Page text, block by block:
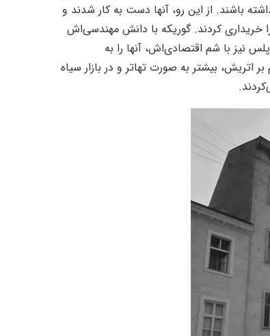
باشند. از این رو، آنها دست به کار شدند و
کردند. گوریکه با دانش مهندسی‌اش
نیز با شم اقتصادی‌اش، آنها را به
بیشتر به صورت تهاتر و در بازار سیاه